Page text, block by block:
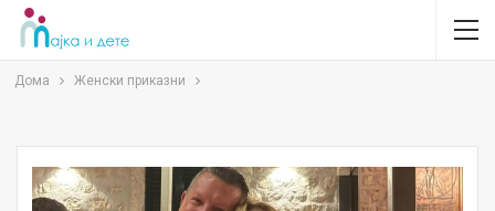
Дома Женски приказни